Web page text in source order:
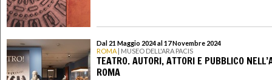
Dal 21 Maggio 2024 al 17 Novembre 2024
ROMA | MUSEO DELL'ARA PACIS
TEATRO. AUTORI, ATTORI E PUBBLICO
ROMA